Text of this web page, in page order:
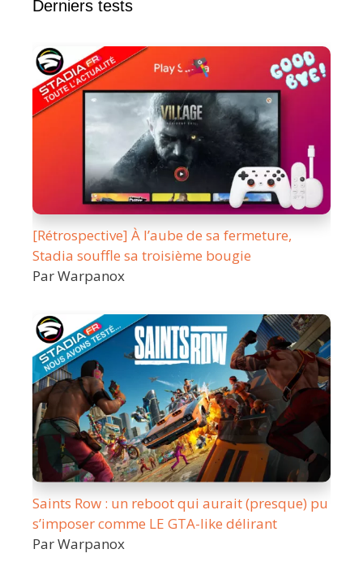
Derniers tests
[Rétrospective] À l’aube de sa fermeture,
Stadia souffle sa troisième bougie
Par Warpanox
Saints Row : un reboot qui aurait (presque) pu
s’imposer comme LE GTA-like délirant
Par Warpanox